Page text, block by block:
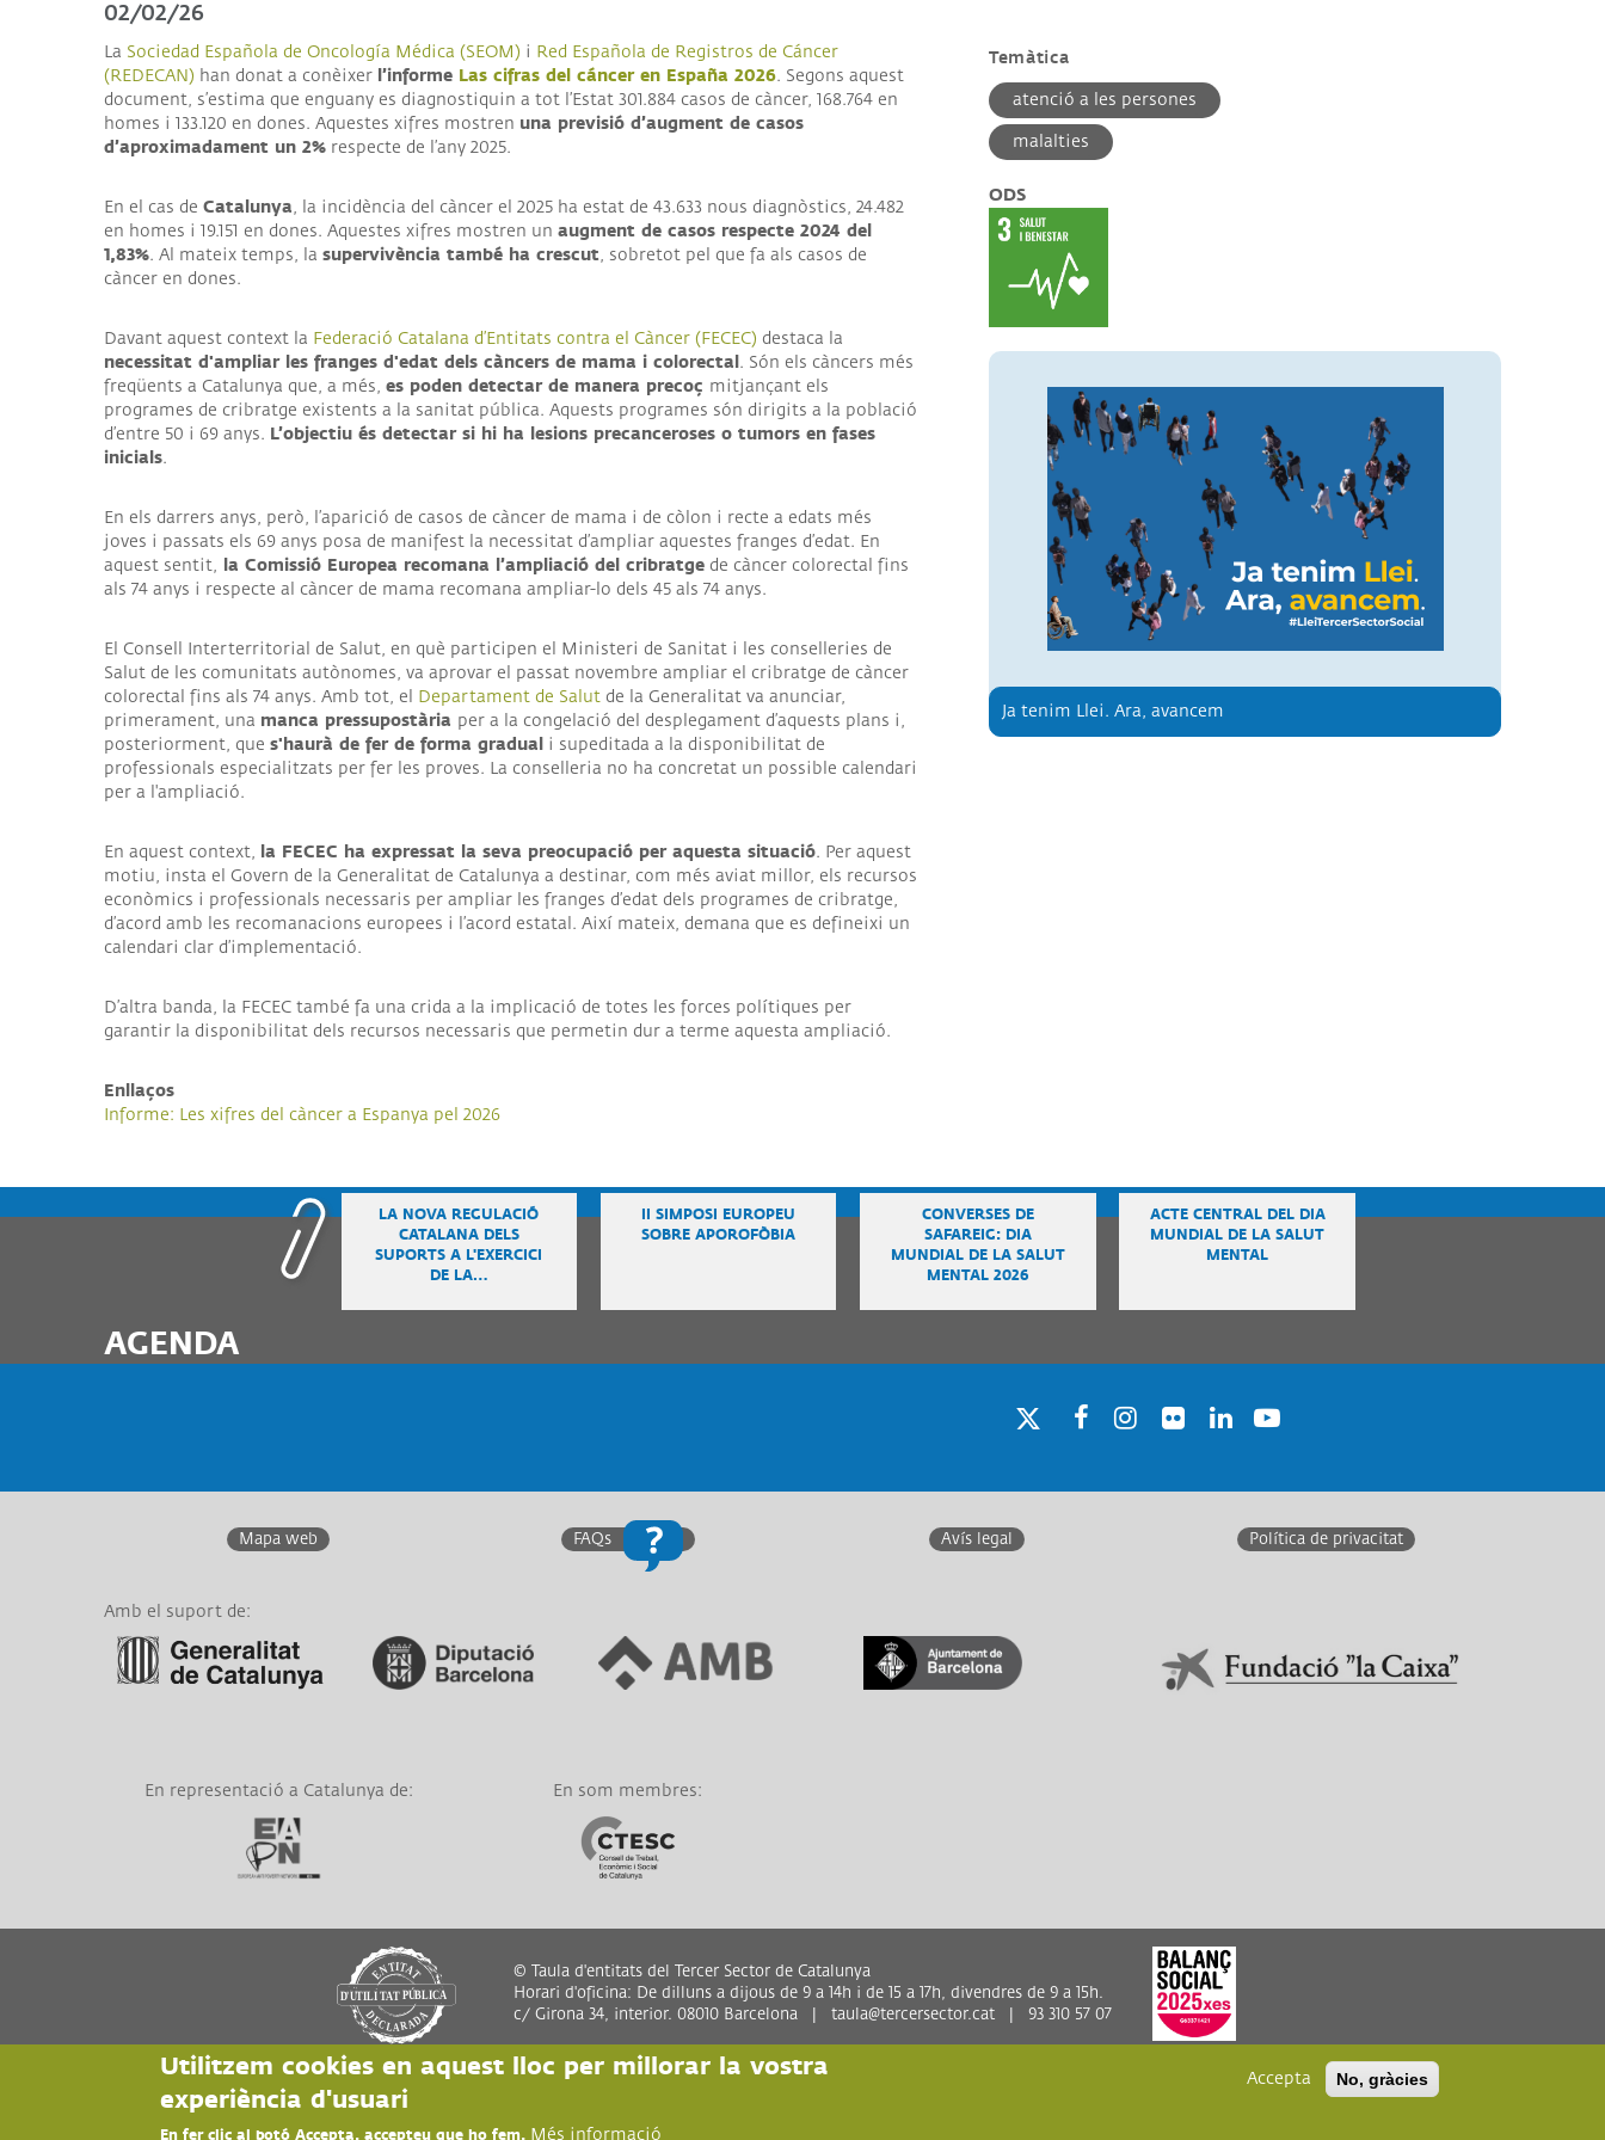
I
COL·LABORADORS
02/02/26
La Sociedad Española de Oncología Médica (SEOM) i Red Española de Registros de Cáncer
(REDECAN) han donat a conèixer l’informe Las cifras del cáncer en España 2026. Segons aquest
document, s’estima que enguany es diagnostiquin a tot l’Estat 301.884 casos de càncer, 168.764 en
homes i 133.120 en dones. Aquestes xifres mostren una previsió d’augment de casos
d’aproximadament un 2% respecte de l’any 2025.
En el cas de Catalunya, la incidència del càncer el 2025 ha estat de 43.633 nous diagnòstics, 24.482
en homes i 19.151 en dones. Aquestes xifres mostren un augment de casos respecte 2024 del
1,83%. Al mateix temps, la supervivència també ha crescut, sobretot pel que fa als casos de
càncer en dones.
Davant aquest context la Federació Catalana d’Entitats contra el Càncer (FECEC) destaca la
necessitat d'ampliar les franges d'edat dels càncers de mama i colorectal . Són els càncers més
freqüents a Catalunya que, a més, es poden detectar de manera precoç mitjançant els
programes de cribratge existents a la sanitat pública. Aquests programes són dirigits a la població
d’entre 50 i 69 anys. L’objectiu és detectar si hi ha lesions precanceroses o tumors en fases
inicials.
En els darrers anys, però, l’aparició de casos de càncer de mama i de còlon i recte a edats més
joves i passats els 69 anys posa de manifest la necessitat d’ampliar aquestes franges d’edat. En
aquest sentit,
la Comissió Europea recomana l’ampliació del cribratge de càncer colorectal fins
als 74 anys i respecte al càncer de mama recomana ampliar-lo dels 45 als 74 anys.
El Consell Interterritorial de Salut, en què participen el Ministeri de Sanitat i les conselleries de
Salut de les comunitats autònomes, va aprovar el passat novembre ampliar el cribratge de càncer
colorectal fins als 74 anys. Amb tot, el
Departament de Salut de la Generalitat va anunciar,
primerament, una manca pressupostària per a la congelació del desplegament d’aquests plans i,
posteriorment, que s'haurà de fer de forma gradual
i supeditada a la disponibilitat de
professionals especialitzats per fer les proves. La conselleria no ha concretat un possible calendari
per a l'ampliació.
En aquest context, la FECEC ha expressat la seva preocupació per aquesta situació. Per aquest
motiu, insta el Govern de la Generalitat de Catalunya a destinar, com més aviat millor, els recursos
econòmics i professionals necessaris per ampliar les franges d’edat dels programes de cribratge,
d’acord amb les recomanacions europees i l’acord estatal. Així mateix, demana que es defineixi un
calendari clar d’implementació.
D’altra banda, la FECEC també fa una crida a la implicació de totes les forces polítiques per
garantir la disponibilitat dels recursos necessaris que permetin dur a terme aquesta ampliació.
Enllaços
Informe: Les xifres del càncer a Espanya pel 2026
Temàtica
atenció a les persones
malalties
ODS
Ja tenim Llei. Ara, avancem
AGENDA
LA NOVA REGULACIÓ
CATALANA DELS
SUPORTS A L'EXERCICI
DE LA…
II SIMPOSI EUROPEU
SOBRE APOROFÒBIA
CONVERSES DE
SAFAREIG: DIA
MUNDIAL DE LA SALUT
MENTAL 2026
ACTE CENTRAL DEL DIA
MUNDIAL DE LA SALUT
MENTAL
Mapa web FAQs Avís legal Política de privacitat
Amb el suport de:
Link a Generalitat de
Catalunya
Link a Diputació de
Barcelona
Link a Àrea Metropolitana
de Barcelona
Link a Generalitat de
Catalunya
En representació a Catalunya de:
Link a EAPN En som membres:
Link a CTESC
© Taula d'entitats del Tercer Sector de Catalunya
Horari d'oficina: De dilluns a dijous de 9 a 14h i de 15 a 17h, divendres de 9 a 15h.
c/ Girona 34, interior. 08010 Barcelona | taula@tercersector.cat | 93 310 57 07
Utilitzem cookies en aquest lloc per millorar la vostra
experiència d'usuari
En fer clic al botó Accepta, accepteu que ho fem. Més informació
Accepta No, gràcies